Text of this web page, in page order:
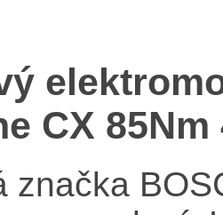
CX
značka